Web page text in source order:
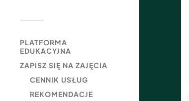
PLATFORMA
EDUKACYJNA
ZAPISZ SIĘ NA ZAJĘCIA
CENNIK USŁUG
REKOMENDACJE